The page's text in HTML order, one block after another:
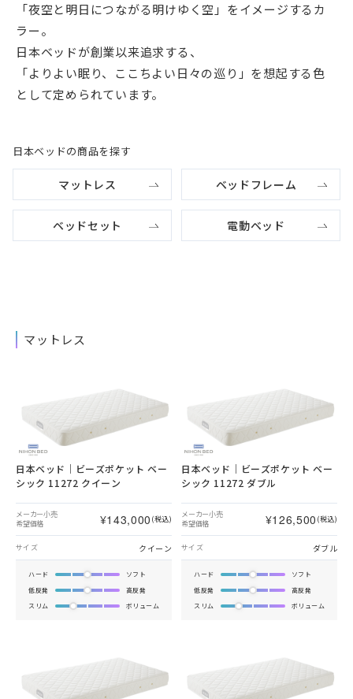
「夜空と明日につながる明けゆく空」をイメージするカ
ラー。
日本ベッドが創業以来追求する、
「よりよい眠り、ここちよい日々の巡り」を想起する色
として定められています。
日本ベッドの商品を探す
マットレス ベッドフレーム
ベッドセット 電動ベッド
マットレス
日本ベッド｜ビーズポケット ベー
シック 11272 クイーン
メーカー小売
希望価格
¥143,000 (税込)
サイズ クイーン
ハード
ソフト
低反発
高反発
スリム
ボリューム
日本ベッド｜ビーズポケット ベー
シック 11272 ダブル
メーカー小売
希望価格
¥126,500 (税込)
サイズ ダブル
ハード
ソフト
低反発
高反発
スリム
ボリューム